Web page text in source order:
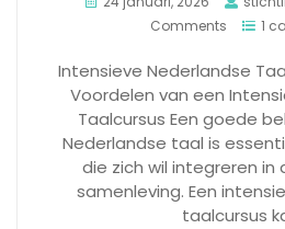
Comments
1
Intensieve Nederlandse
Voordelen van een
Taalcursus Een goede
Nederlandse taal is
die zich wil integreren in
samenleving. Een
taalcursus